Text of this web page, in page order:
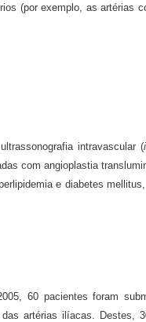
(por exemplo, as artérias
intravascular (
com angioplastia
e diabetes
60 pacientes foram
artérias ilíacas. Destes,